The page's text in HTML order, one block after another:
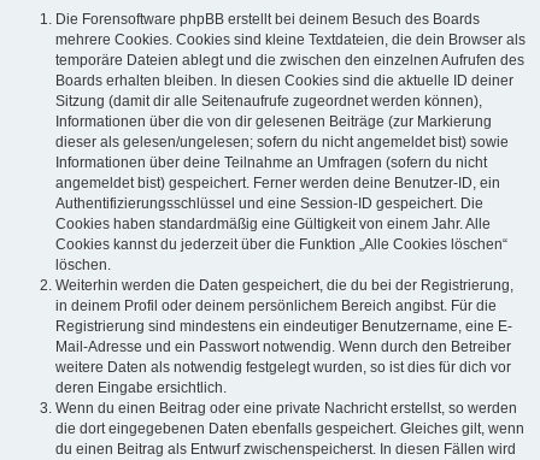
Die Forensoftware phpBB erstellt bei deinem Besuch des Boards
mehrere Cookies. Cookies sind kleine Textdateien, die dein Browser als
temporäre Dateien ablegt und die zwischen den einzelnen Aufrufen des
Boards erhalten bleiben. In diesen Cookies sind die aktuelle ID deiner
Sitzung (damit dir alle Seitenaufrufe zugeordnet werden können),
Informationen über die von dir gelesenen Beiträge (zur Markierung
dieser als gelesen/ungelesen; sofern du nicht angemeldet bist) sowie
Informationen über deine Teilnahme an Umfragen (sofern du nicht
angemeldet bist) gespeichert. Ferner werden deine Benutzer-ID, ein
Authentifizierungsschlüssel und eine Session-ID gespeichert. Die
Cookies haben standardmäßig eine Gültigkeit von einem Jahr. Alle
Cookies kannst du jederzeit über die Funktion „Alle Cookies löschen“
löschen.
Weiterhin werden die Daten gespeichert, die du bei der Registrierung,
in deinem Profil oder deinem persönlichem Bereich angibst. Für die
Registrierung sind mindestens ein eindeutiger Benutzername, eine E-
Mail-Adresse und ein Passwort notwendig. Wenn durch den Betreiber
weitere Daten als notwendig festgelegt wurden, so ist dies für dich vor
deren Eingabe ersichtlich.
Wenn du einen Beitrag oder eine private Nachricht erstellst, so werden
die dort eingegebenen Daten ebenfalls gespeichert. Gleiches gilt, wenn
du einen Beitrag als Entwurf zwischenspeicherst. In diesen Fällen wird